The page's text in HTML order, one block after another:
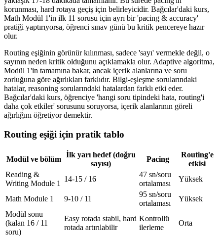
korunması, hard rotaya geçiş için belirleyicidir. Bağcılar'daki kurs,
Math Modül 1'in ilk 11 sorusu için ayrı bir 'pacing & accuracy'
pratiği yaptırıyorsa, öğrenci sınav günü bu kritik pencereye hazır
olur.
Routing eşiğinin görünür kılınması, sadece 'sayı' vermekle değil, o
sayının neden kritik olduğunu açıklamakla olur. Adaptive algoritma,
Modül 1'in tamamına bakar, ancak içerik alanlarına ve soru
zorluğuna göre ağırlıkları farklıdır. Bilgi-eşleşme sorularındaki
hatalar, reasoning sorularındaki hatalardan farklı etki eder.
Bağcılar'daki kurs, öğrenciye 'hangi soru tipindeki hata, routing'i
daha çok etkiler' sorusunu soruyorsa, içerik alanlarının göreli
ağırlığını öğretiyor demektir.
Routing eşiği için pratik tablo
Modül ve bölüm
İlk yarı hedef (doğru
sayısı)
Pacing
Routing'e
etkisi
Reading &
Writing Module 1
14-15 / 16
47 sn/soru
ortalaması
Yüksek
Math Module 1 9-10 / 11
95 sn/soru
ortalaması
Yüksek
Modül sonu
(kalan 16 / 11
soru)
Easy rotada stabil, hard
rotada artırılabilir
Kontrollü
ilerleme
Orta